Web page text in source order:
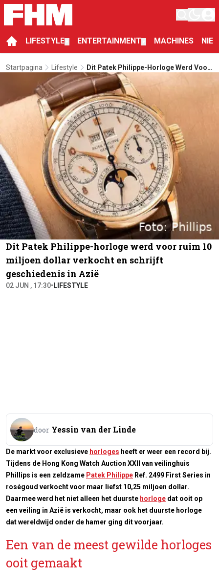
LIFESTYLE ENTERTAINMENT MACHINES
Startpagina Lifestyle
Dit Patek Philippe-Horloge Werd Voor
Ruim 10 Miljoen Dollar Verkocht En
Schrijft Geschiedenis In Azië
Dit Patek Philippe-horloge werd voor ruim 10
miljoen dollar verkocht en schrijft
geschiedenis in Azië
02 JUN , 17:30• LIFESTYLE
door Yessin van der Linde
De markt voor exclusieve horloges heeft er weer een record bij.
Tijdens de Hong Kong Watch Auction XXII van veilinghuis
Phillips is een zeldzame Patek Philippe Ref. 2499 First Series in
roségoud verkocht voor maar liefst 10,25 miljoen dollar.
Daarmee werd het niet alleen het duurste horloge dat ooit op
een veiling in Azië is verkocht, maar ook het duurste horloge
dat wereldwijd onder de hamer ging dit voorjaar.
Een van de meest gewilde horloges
ooit gemaakt